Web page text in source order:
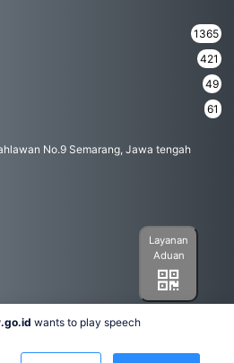
1365
421
49
61
No.9 Semarang, Jawa tengah
Layanan
Aduan
wants to play speech